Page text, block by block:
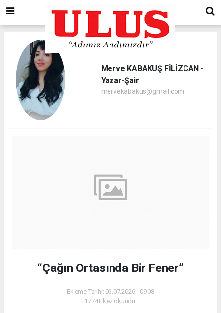
Merve KABAKUŞ FİLİZCAN -
Yazar-Şair
mervekabakus@gmail.com
“Çağın Ortasında Bir Fener”
Ekleme Tarihi: 03.07.2026 - 09:08
1774+ kez okundu.